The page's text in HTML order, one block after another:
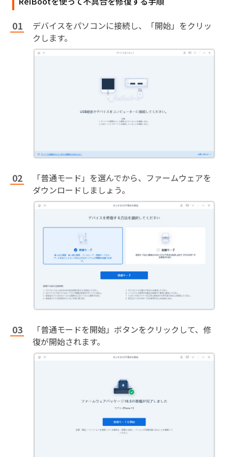
デバイスをパソコンに接続し、「開始」をクリッ
クします。
「普通モード」を選んでから、ファームウェアを
ダウンロードしましょう。
「普通モードを開始」ボタンをクリックして、修
復が開始されます。